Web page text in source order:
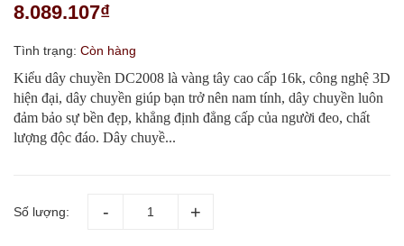
8.089.107₫
Tình trạng: Còn hàng
Kiểu dây chuyền DC2008 là vàng tây cao cấp 16k, công nghệ 3D
hiện đại, dây chuyền giúp bạn trở nên nam tính, dây chuyền luôn
đảm bảo sự bền đẹp, khẳng định đẳng cấp của người đeo, chất
lượng độc đáo. Dây chuyề...
Số lượng: